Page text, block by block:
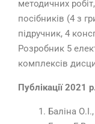
методичних
посібників (4 з
підручник, 4
Розробник 5
комплексів
Публікації 2021
Баліна